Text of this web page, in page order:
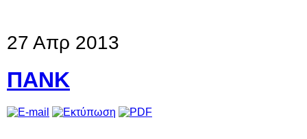
27 Απρ 2013
ΠΑΝΚ